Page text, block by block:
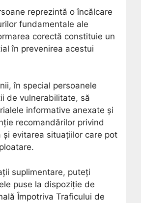
reprezintă o încălcare
fundamentale ale
corectă constituie un
în prevenirea acestui
în special persoanele
de vulnerabilitate, să
informative anexate și
recomandărilor privind
și evitarea situațiilor care pot
suplimentare, puteți
puse la dispoziție de
Împotriva Traficului de